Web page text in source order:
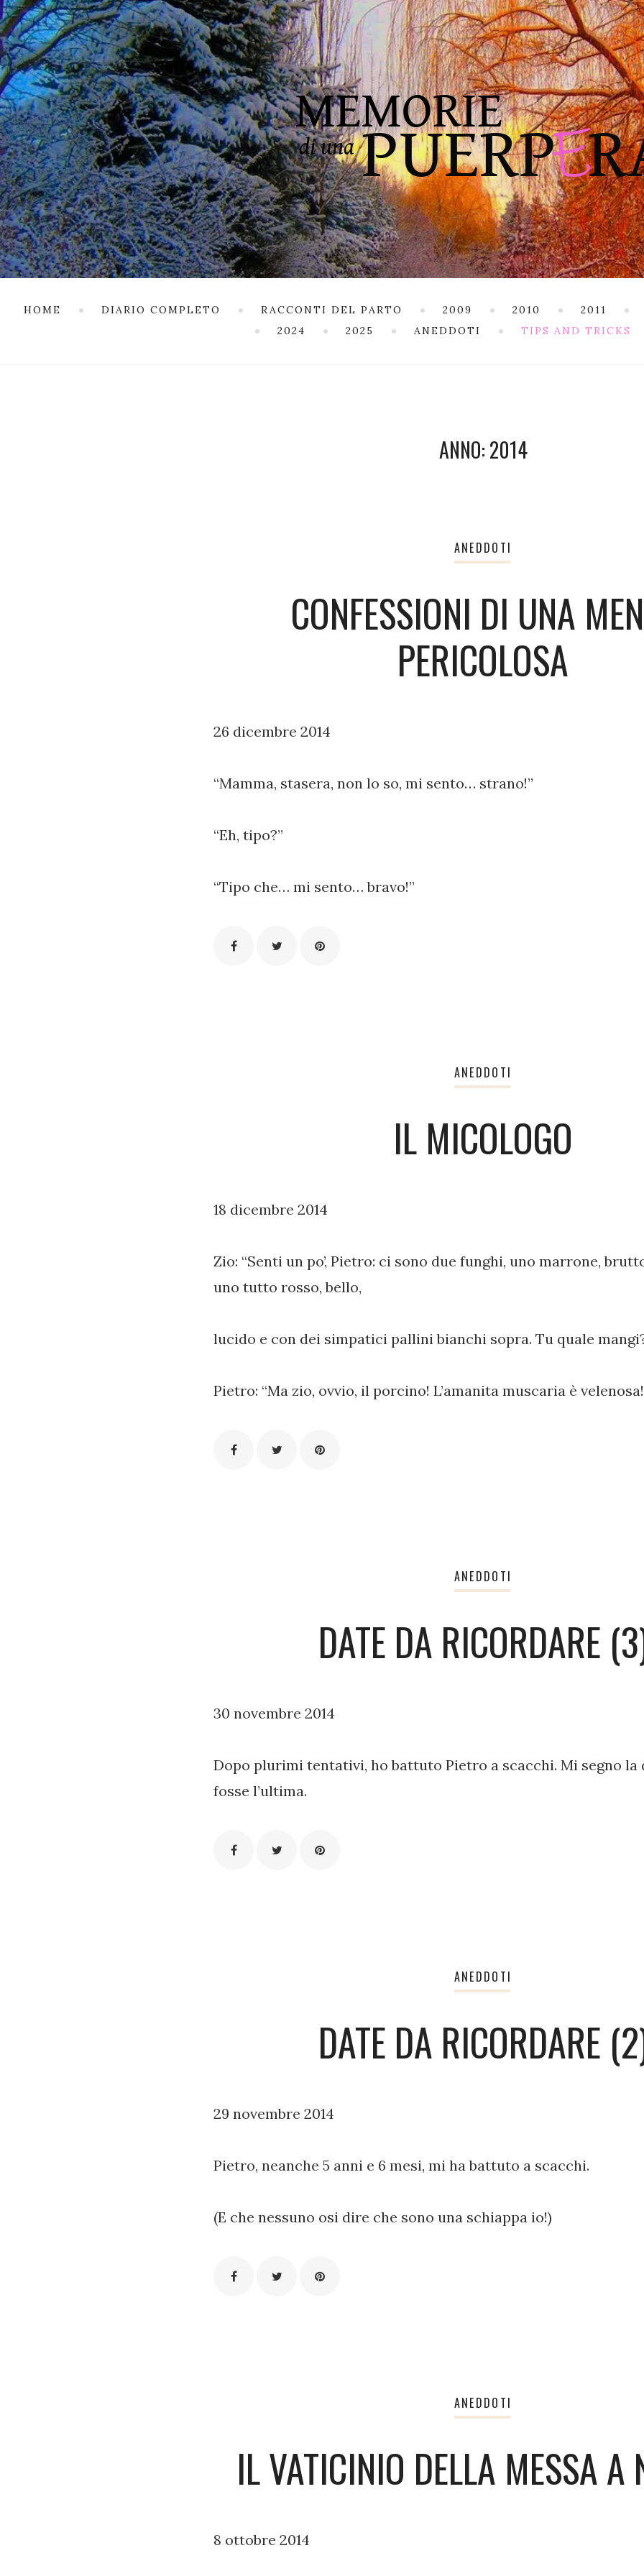
HOME DIARIO COMPLETO RACCONTI DEL PARTO 2009 2010
2011
2024
2025 ANEDDOTI TIPS AND TRICKS
ANNO:2014
ANEDDOTI
CONFESSIONI DI UNA
PERICOLOSA
26 dicembre 2014
“Mamma, stasera, non lo so, mi sento… strano!”
“Eh, tipo?”
“Tipo che… mi sento… bravo!”
ANEDDOTI
IL MICOLOGO
18 dicembre 2014
Zio: “Senti un po’, Pietro: ci sono due funghi, uno marrone,
uno tutto rosso, bello,
lucido e con dei simpatici pallini bianchi sopra. Tu quale
Pietro: “Ma zio, ovvio, il porcino! L’amanita muscaria è
ANEDDOTI
DATE DA RICORDARE
30 novembre 2014
Dopo plurimi tentativi, ho battuto Pietro a scacchi. Mi segno la
fosse l’ultima.
ANEDDOTI
DATE DA RICORDARE
29 novembre 2014
Pietro, neanche 5 anni e 6 mesi, mi ha battuto a scacchi.
(E che nessuno osi dire che sono una schiappa io!)
ANEDDOTI
IL VATICINIO DELLA MESSA A
8 ottobre 2014